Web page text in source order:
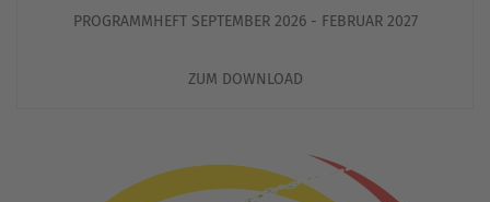
PROGRAMMHEFT SEPTEMBER 2026 - FEBRUAR 2027
ZUM DOWNLOAD